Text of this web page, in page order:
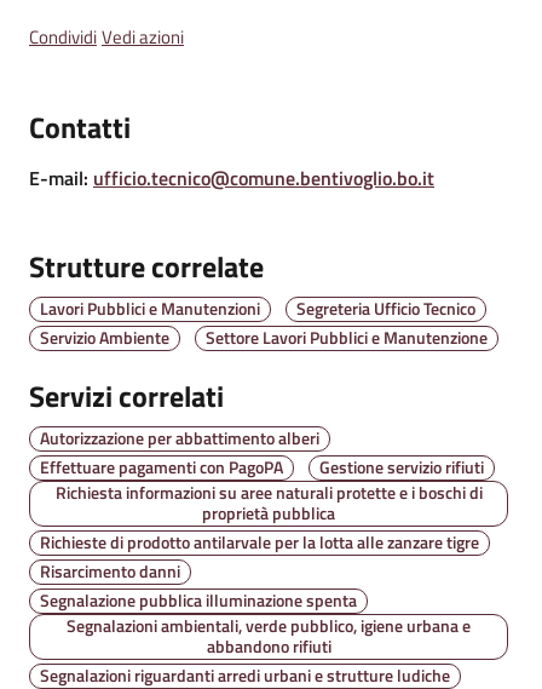
Amministrazione
Trasparente
b
o
P
r
e
t
o
r
i
o
o
n
l
i
n
CondividiVedi azioni
Contatti
E-mail: ufficio.tecnico@comune.bentivoglio.bo.it
Strutture correlate
Lavori Pubblici e Manutenzioni
Segreteria Ufficio Tecnico
Servizio Ambiente
Settore Lavori Pubblici e Manutenzione
Servizi correlati
Autorizzazione per abbattimento alberi
Effettuare pagamenti con PagoPA
Gestione servizio rifiuti
Richiesta informazioni su aree naturali protette e i boschi di
proprietà pubblica
Richieste di prodotto antilarvale per la lotta alle zanzare tigre
Risarcimento danni
Segnalazione pubblica illuminazione spenta
Segnalazioni ambientali, verde pubblico, igiene urbana e
abbandono rifiuti
Segnalazioni riguardanti arredi urbani e strutture ludiche